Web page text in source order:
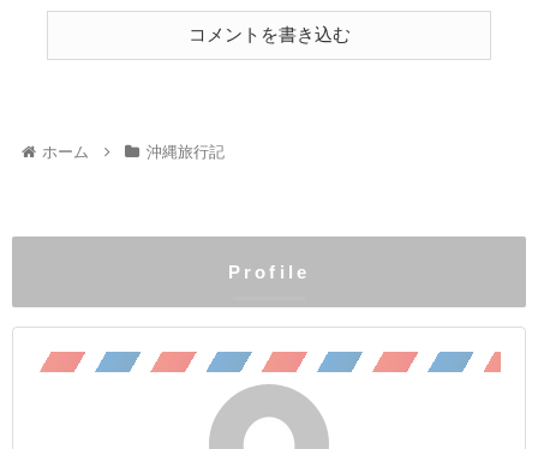
コメントを書き込む
ホーム 沖縄旅行記
Profile